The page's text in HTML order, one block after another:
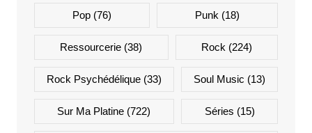
Pop(76) Punk (18)
Ressourcerie (38) Rock (224)
Rock Psychédélique(33) Soul Music (13)
Sur Ma Platine (722) Séries (15)